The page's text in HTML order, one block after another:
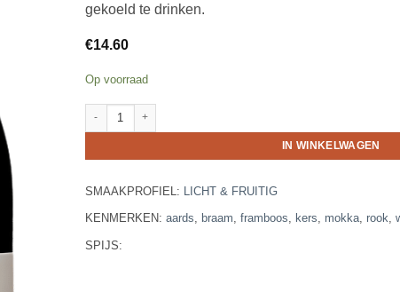
gekoeld te drinken.
€14.60
Op voorraad
Galweiler Frühburgunder aantal
IN WINKELWAGEN
SMAAKPROFIEL: LICHT & FRUITIG
KENMERKEN: aards braam framboos kers mokka, rook
SPIJS: